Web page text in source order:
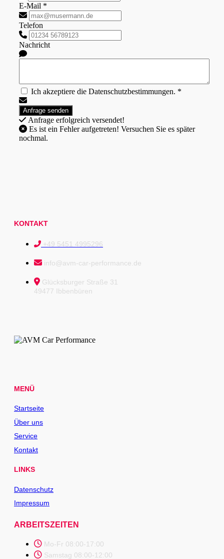
E-Mail *
Telefon
Nachricht
Ich akzeptiere die Datenschutzbestimmungen. *
Anfrage erfolgreich versendet!
nochmal.
KONTAKT
+49 5451 4995296
info@avm-car-performance.de
Glücksburger Straße 31
49477 Ibbenbüren
MENÜ
Startseite
Über uns
Service
Kontakt
LINKS
Datenschutz
Impressum
ARBEITSZEITEN
Mo-Fr 08:00-17:00
Samstag 08:00-12:00